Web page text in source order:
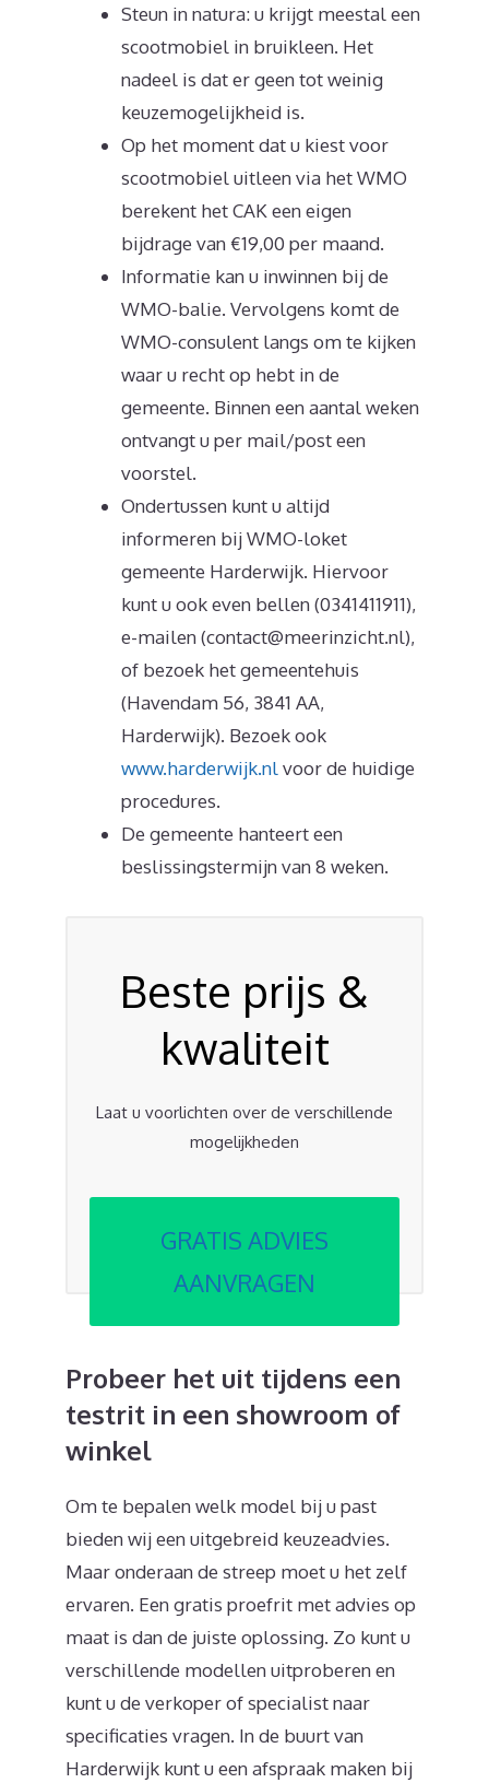
Steun in natura: u krijgt meestal een
scootmobiel in bruikleen. Het
nadeel is dat er geen tot weinig
keuzemogelijkheid is.
Op het moment dat u kiest voor
scootmobiel uitleen via het WMO
berekent het CAK een eigen
bijdrage van €19,00 per maand.
Informatie kan u inwinnen bij de
WMO-balie. Vervolgens komt de
WMO-consulent langs om te kijken
waar u recht op hebt in de
gemeente. Binnen een aantal weken
ontvangt u per mail/post een
voorstel.
Ondertussen kunt u altijd
informeren bij WMO-loket
gemeente Harderwijk. Hiervoor
kunt u ook even bellen (0341411911),
e-mailen (contact@meerinzicht.nl),
of bezoek het gemeentehuis
(Havendam 56, 3841 AA,
Harderwijk). Bezoek ook
www.harderwijk.nlvoor de huidige
procedures.
De gemeente hanteert een
beslissingstermijn van 8 weken.
Beste prijs &
kwaliteit
Laat u voorlichten over de verschillende
mogelijkheden
GRATIS ADVIES
AANVRAGEN
Probeer het uit tijdens een
testrit in een showroom of
winkel
Om te bepalen welk model bij u past
bieden wij een uitgebreid keuzeadvies.
Maar onderaan de streep moet u het zelf
ervaren. Een gratis proefrit met advies op
maat is dan de juiste oplossing. Zo kunt u
verschillende modellen uitproberen en
kunt u de verkoper of specialist naar
specificaties vragen. In de buurt van
Harderwijk kunt u een afspraak maken bij